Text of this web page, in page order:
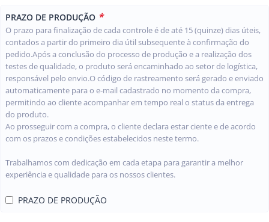
PRAZO DE PRODUÇÃO *
O prazo para finalização de cada controle é de até 15 (quinze) dias úteis,
contados a partir do primeiro dia útil subsequente à confirmação do
pedido.Após a conclusão do processo de produção e a realização dos
testes de qualidade, o produto será encaminhado ao setor de logística,
responsável pelo envio.O código de rastreamento será gerado e enviado
automaticamente para o e-mail cadastrado no momento da compra,
permitindo ao cliente acompanhar em tempo real o status da entrega
do produto.
Ao prosseguir com a compra, o cliente declara estar ciente e de acordo
com os prazos e condições estabelecidos neste termo.
Trabalhamos com dedicação em cada etapa para garantir a melhor
experiência e qualidade para os nossos clientes.
PRAZO DE PRODUÇÃO